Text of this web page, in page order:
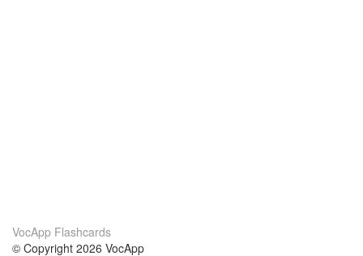
VocApp Flashcards
© Copyright 2026 VocApp